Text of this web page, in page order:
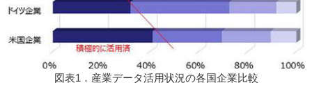
図表1．産業データ活用状況の各国企業比較